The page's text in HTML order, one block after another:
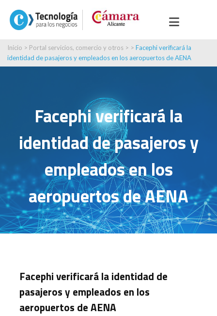
Inicio > Portal servicios, comercio y otros > > Facephi verificará la
identidad de pasajeros y empleados en los aeropuertos de AENA
Facephi verificará la
identidad de pasajeros y
empleados en los
aeropuertos de AENA
Facephi verificará la identidad de
pasajeros y empleados en los
aeropuertos de AENA